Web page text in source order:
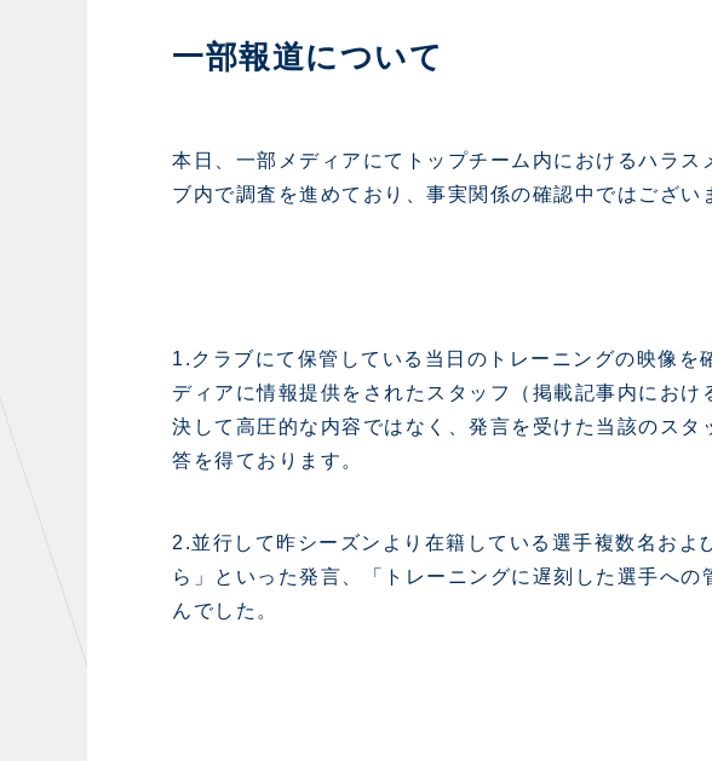
GUIDE
スタジアムルール
クラブプロパティ
初心者向けのガイダンス
運営サポートスタッフ募集
設営撤収応援隊募集
ファンクラブ
グッズ
クラブアンバサダー
CHALLENGERS ACADEMY
一部報道について
本日、一部メディアにてトップチーム内におけるハラ
ブ内で調査を進めており、事実関係の確認中ではござ
1.クラブにて保管している当日のトレーニングの映像
ディアに情報提供をされたスタッフ（掲載記事内にお
決して高圧的な内容ではなく、発言を受けた当該のス
答を得ております。
2.並行して昨シーズンより在籍している選手複数名お
ら」といった発言、「トレーニングに遅刻した選手へ
んでした。